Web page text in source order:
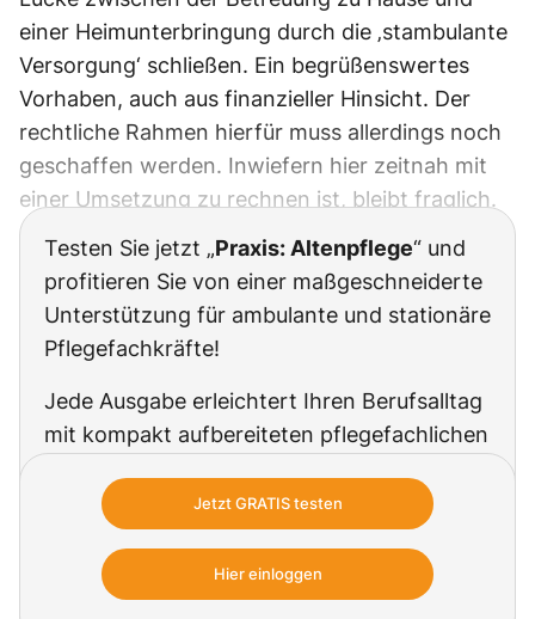
einer Heimunterbringung durch die ‚stambulante
Versorgung‘ schließen. Ein begrüßenswertes
Vorhaben, auch aus finanzieller Hinsicht. Der
rechtliche Rahmen hierfür muss allerdings noch
geschaffen werden. Inwiefern hier zeitnah mit
einer Umsetzung zu rechnen ist, bleibt fraglich.
Testen Sie jetzt „Praxis: Altenpflege“ und
profitieren Sie von einer maßgeschneiderte
Unterstützung für ambulante und stationäre
Pflegefachkräfte!
Jede Ausgabe erleichtert Ihren Berufsalltag
mit kompakt aufbereiteten pflegefachlichen
direktem Praxisbezug. Speziell für
examinierte Pflegefachkräfte, die in der
ambulanten und stationären Altenpflege mit
weniger Aufwand mehr erreichen möchten.
Jetzt GRATIS testen
Hier einloggen